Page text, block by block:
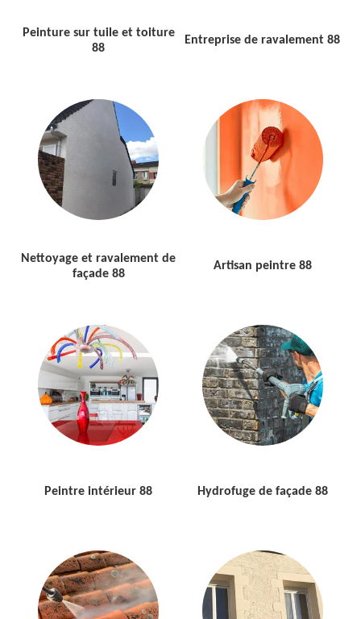
Peinture sur tuile et toiture
88
Entreprise de ravalement 88
Nettoyage et ravalement de
façade 88
Artisan peintre 88
Peintre intérieur 88 Hydrofuge de façade 88